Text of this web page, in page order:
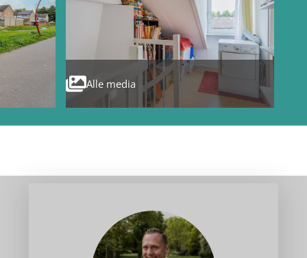
Alle media